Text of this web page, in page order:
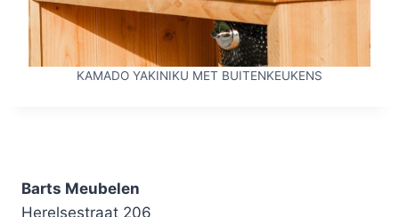
KAMADO YAKINIKU MET BUITENKEUKENS
Barts Meubelen
Herelsestraat 206